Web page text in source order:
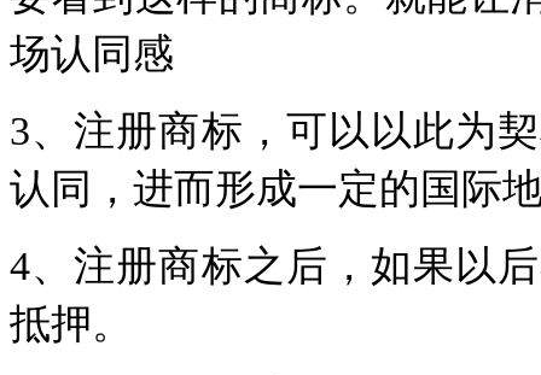
场认同感
3、注册商标，可以以此为
认同，进而形成一定的国际
4、注册商标之后，如果以
抵押。